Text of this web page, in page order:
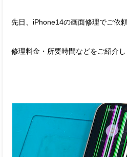
先日、iPhone14の画面修理でご依
修理料金・所要時間などをご紹介し